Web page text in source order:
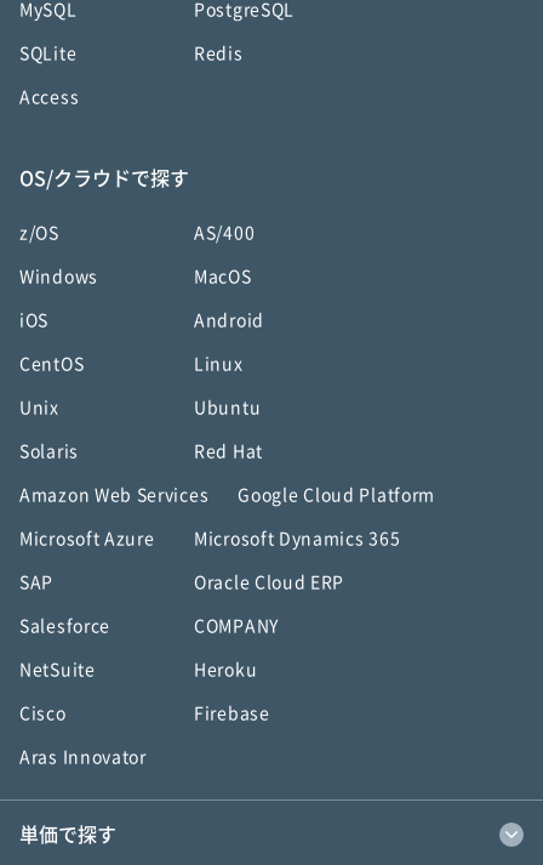
MySQL PostgreSQL
SQLite Redis
Access
OS/クラウドで探す
z/OS AS/400
Windows MacOS
iOS Android
CentOS Linux
Unix Ubuntu
Solaris Red Hat
Amazon Web Services Google Cloud Platform
Microsoft Azure Microsoft Dynamics 365
SAP Oracle Cloud ERP
Salesforce COMPANY
NetSuite Heroku
Cisco Firebase
Aras Innovator
単価で探す